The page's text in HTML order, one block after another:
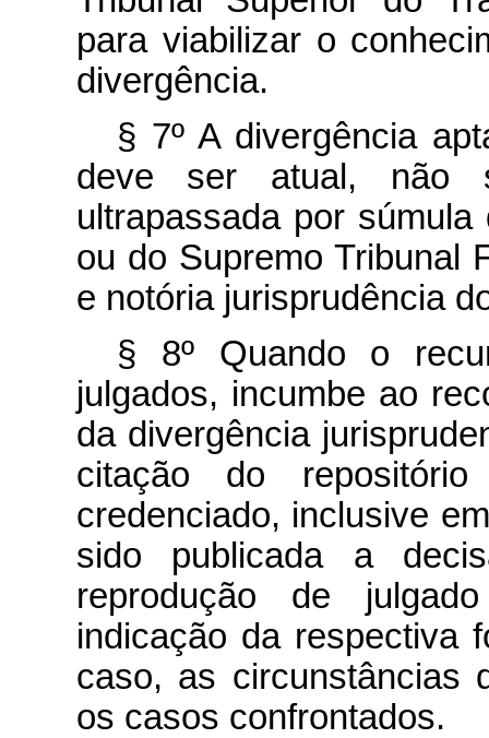
para viabilizar o
divergência.
§ 7º A divergência
deve ser atual, não
ultrapassada por
ou do Supremo Tribunal
e notória jurisprudência
§ 8º Quando o
julgados, incumbe ao
da divergência
citação do
credenciado, inclusive
sido publicada a
reprodução de
indicação da respectiva
caso, as circunstâncias
os casos confrontados.